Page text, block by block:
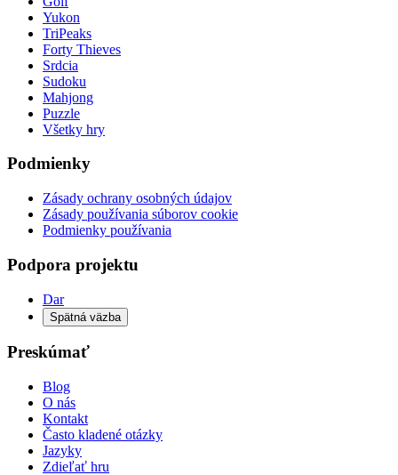
Yukon
TriPeaks
Forty Thieves
Srdcia
Sudoku
Mahjong
Puzzle
Všetky hry
Podmienky
Zásady ochrany osobných údajov
Zásady používania súborov cookie
Podmienky používania
Podpora projektu
Dar
Spätná väzba
Preskúmať
Blog
O nás
Kontakt
Často kladené otázky
Jazyky
Zdieľať hru